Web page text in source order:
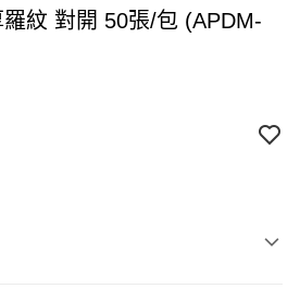
羅紋 對開 50張/包 (APDM-